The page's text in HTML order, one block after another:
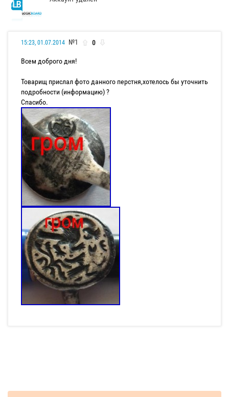
15:23, 01.07.2014 №1 0
Всем доброго дня!
Товарищ прислал фото данного перстня,хотелось бы уточнить
подробности (информацию) ?
Спасибо.